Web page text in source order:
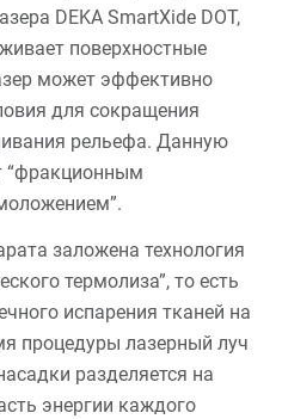
DEKA SmartXide DOT,
поверхностные
может эффективно
для сокращения
рельефа. Данную
“фракционным
заложена технология
термолиза”, то есть
испарения тканей на
процедуры лазерный луч
разделяется на
энергии каждого